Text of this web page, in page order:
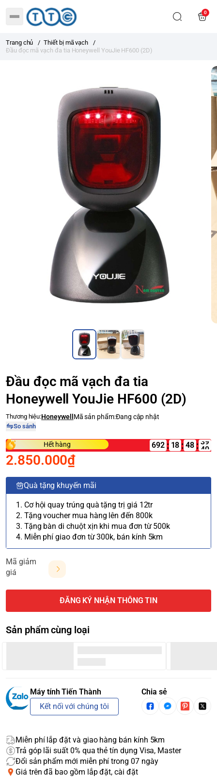
0
Trang chủ / Thiết bị mã vạch
/
Đầu đọc mã vạch đa tia Honeywell YouJie HF600 (2D)
Đầu đọc mã vạch đa tia
Honeywell YouJie HF600 (2D)
Thương hiệu:HoneywellMã sản phẩm:Đang cập nhật
So sánh
Hết hàng 692 : 18 : :
2.850.000₫
Quà tặng khuyến mãi
1. Cơ hội quay trúng quà tặng trị giá 12tr
2. Tặng voucher mua hàng lên đến 800k
3. Tặng bàn di chuột xịn khi mua đơn từ 500k
4. Miễn phí giao đơn từ 300k, bán kính 5km
Mã giảm
giá
ĐĂNG KÝ NHẬN THÔNG TIN
Sản phẩm cùng loại
Máy tính Tiến Thành
Kết nối với chúng tôi
Chia sẻ
Miễn phí lắp đặt và giao hàng bán kính 5km
Trả góp lãi suất 0% qua thẻ tín dụng Visa, Master
Đổi sản phẩm mới miễn phí trong 07 ngày
Giá trên đã bao gồm lắp đặt, cài đặt